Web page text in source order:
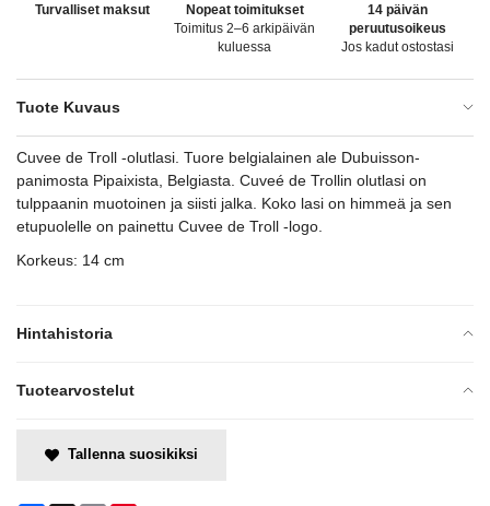
Turvalliset maksut
Nopeat toimitukset
Toimitus 2–6 arkipäivän
kuluessa
14 päivän
peruutusoikeus
Jos kadut ostostasi
Tuote Kuvaus
Hintahistoria
Tuotearvostelut
Cuvee de Troll -olutlasi. Tuore belgialainen ale Dubuisson-
panimosta Pipaixista, Belgiasta. Cuveé de Trollin olutlasi on
tulppaanin muotoinen ja siisti jalka. Koko lasi on himmeä ja sen
etupuolelle on painettu Cuvee de Troll -logo.
Korkeus: 14 cm
Tallenna suosikiksi